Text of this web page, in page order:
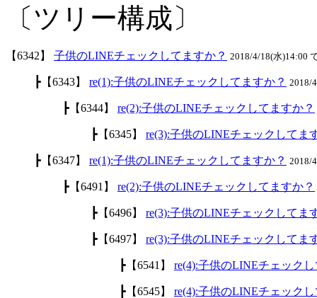
〔ツリー構成〕
【6342】 子供のLINEチェックしてますか？ 2018/4/18(水)14:00
┣【6343】 re(1):子供のLINEチェックしてますか？ 2018/
┣【6344】 re(2):子供のLINEチェックしてますか？
┣【6345】 re(3):子供のLINEチェックしてま
┣【6347】 re(1):子供のLINEチェックしてますか？ 2018/
┣【6491】 re(2):子供のLINEチェックしてますか？
┣【6496】 re(3):子供のLINEチェックしてま
┣【6497】 re(3):子供のLINEチェックしてま
┣【6541】 re(4):子供のLINEチェック
┣【6545】 re(4):子供のLINEチェック